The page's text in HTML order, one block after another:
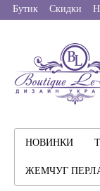
Бутик Скидки
НОВИНКИ
ЖЕМЧУГ